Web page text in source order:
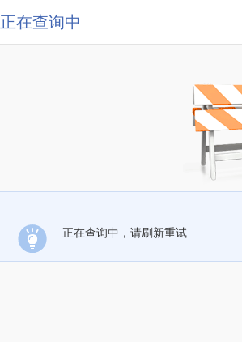
正在查询中
正在查询中，请刷新重试